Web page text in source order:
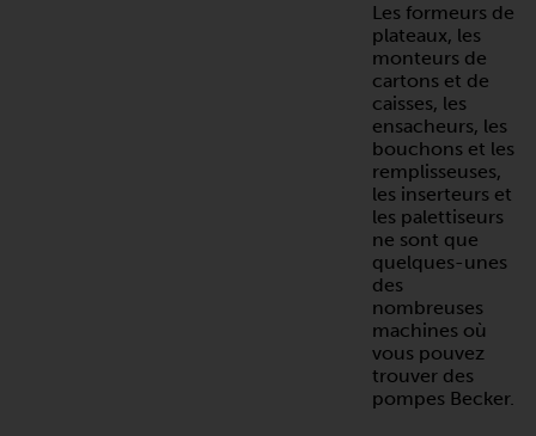
Les formeurs de
plateaux, les
monteurs de
cartons et de
caisses, les
ensacheurs, les
bouchons et les
remplisseuses,
les inserteurs et
les palettiseurs
ne sont que
quelques-unes
des
nombreuses
machines où
vous pouvez
trouver des
pompes Becker.